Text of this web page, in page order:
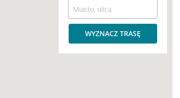
WYZNACZ TRASĘ